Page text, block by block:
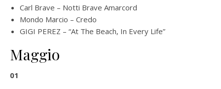
Carl Brave – Notti Brave Amarcord
Mondo Marcio – Credo
GIGI PEREZ – “At The Beach, In Every Life”
Maggio
01